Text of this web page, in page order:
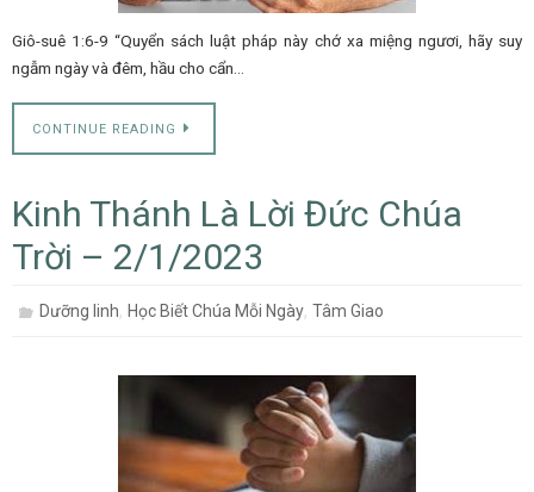
Giô-suê 1:6-9 “Quyển sách luật pháp này chớ xa miệng ngươi, hãy suy
ngẫm ngày và đêm, hầu cho cẩn…
CONTINUE READING
Kinh Thánh Là Lời Đức Chúa
Trời – 2/1/2023
Dưỡng linh,Học Biết Chúa Mỗi Ngày,Tâm Giao